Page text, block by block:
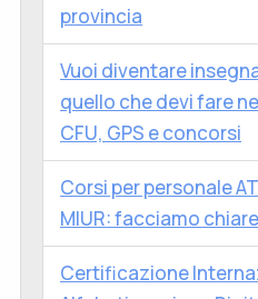
provincia
Vuoi diventare
quello che devi fare
CFU, GPS e concorsi
Corsi per personale
MIUR: facciamo
Certificazione